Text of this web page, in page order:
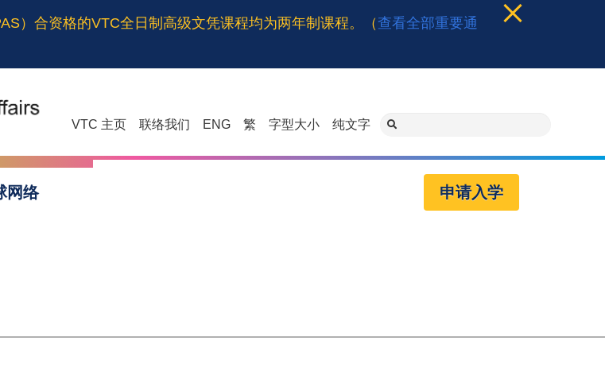
）合资格的VTC全日制高级文凭课程均为两年制课程。（查看全部重要通
VTC 主页 联络我们 ENG 繁 字型大小 纯文字
网络 申请入学